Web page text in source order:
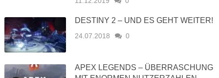
DESTINY 2 – UND ES GEHT WEITER!
24.07.2018 0
APEX LEGENDS – ÜBERRASCHUNG